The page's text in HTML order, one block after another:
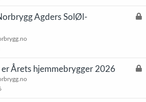
L
Agders SolØl-
L
er Årets hjemmebrygger 2026